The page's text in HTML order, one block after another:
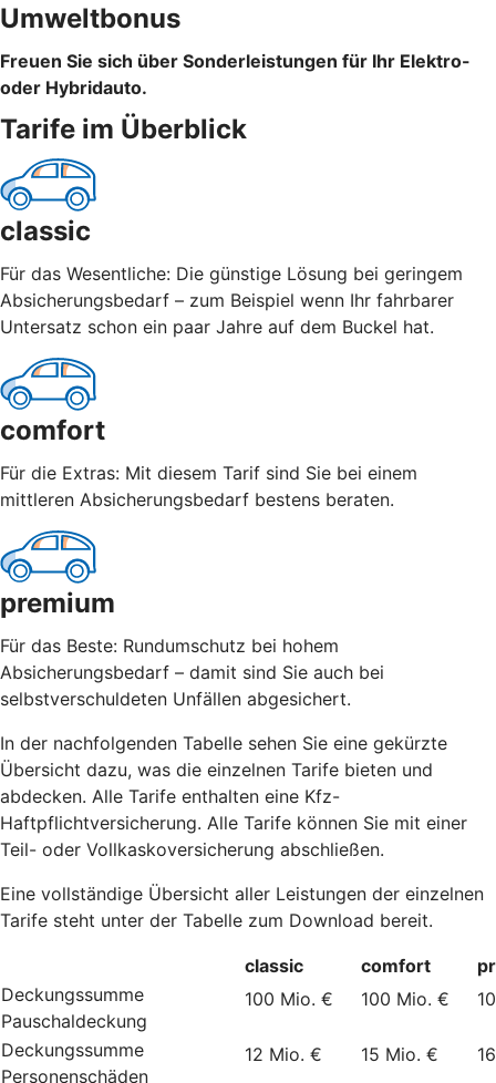
Umweltbonus
Freuen Sie sich über Sonderleistungen für Ihr Elektro-
oder Hybridauto.
Tarife im Überblick
classic
Für das Wesentliche: Die günstige Lösung bei geringem
Absicherungsbedarf – zum Beispiel wenn Ihr fahrbarer
Untersatz schon ein paar Jahre auf dem Buckel hat.
comfort
Für die Extras: Mit diesem Tarif sind Sie bei einem
mittleren Absicherungsbedarf bestens beraten.
premium
Für das Beste: Rundumschutz bei hohem
Absicherungsbedarf – damit sind Sie auch bei
selbstverschuldeten Unfällen abgesichert.
In der nachfolgenden Tabelle sehen Sie eine gekürzte
Übersicht dazu, was die einzelnen Tarife bieten und
abdecken. Alle Tarife enthalten eine Kfz-
Haftpflichtversicherung. Alle Tarife können Sie mit einer
Teil- oder Vollkaskoversicherung abschließen.
Eine vollständige Übersicht aller Leistungen der einzelnen
Tarife steht unter der Tabelle zum Download bereit.
classic comfort
Deckungssumme
Pauschaldeckung
100 Mio. € 100 Mio. €
Deckungssumme
Personenschäden
12 Mio. € 15 Mio. €